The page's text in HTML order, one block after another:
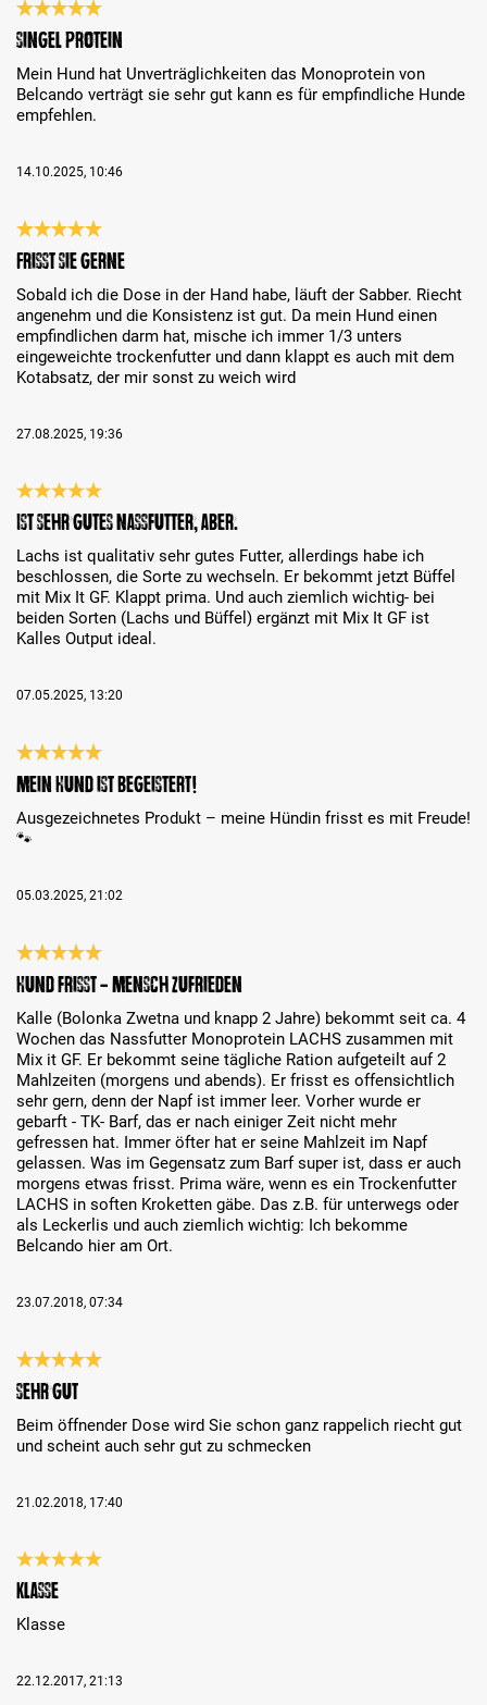
Análise com classificação de 5 de 5 estrelas
Singel Protein
Mein Hund hat Unverträglichkeiten das Monoprotein von
Belcando verträgt sie sehr gut kann es für empfindliche Hunde
empfehlen.
14.10.2025, 10:46
Análise com classificação de 5 de 5 estrelas
Frisst sie gerne
Sobald ich die Dose in der Hand habe, läuft der Sabber. Riecht
angenehm und die Konsistenz ist gut. Da mein Hund einen
empfindlichen darm hat, mische ich immer 1/3 unters
eingeweichte trockenfutter und dann klappt es auch mit dem
Kotabsatz, der mir sonst zu weich wird
27.08.2025, 19:36
Análise com classificação de 5 de 5 estrelas
Ist sehr gutes Nassfutter, aber….
Lachs ist qualitativ sehr gutes Futter, allerdings habe ich
beschlossen, die Sorte zu wechseln. Er bekommt jetzt Büffel
mit Mix It GF. Klappt prima. Und auch ziemlich wichtig- bei
beiden Sorten (Lachs und Büffel) ergänzt mit Mix It GF ist
Kalles Output ideal.
07.05.2025, 13:20
Análise com classificação de 5 de 5 estrelas
Mein Hund ist begeistert!
Ausgezeichnetes Produkt – meine Hündin frisst es mit Freude!
🐾
05.03.2025, 21:02
Análise com classificação de 5 de 5 estrelas
Hund frisst - Mensch zufrieden
Kalle (Bolonka Zwetna und knapp 2 Jahre) bekommt seit ca. 4
Wochen das Nassfutter Monoprotein LACHS zusammen mit
Mix it GF. Er bekommt seine tägliche Ration aufgeteilt auf 2
Mahlzeiten (morgens und abends). Er frisst es offensichtlich
sehr gern, denn der Napf ist immer leer. Vorher wurde er
gebarft - TK- Barf, das er nach einiger Zeit nicht mehr
gefressen hat. Immer öfter hat er seine Mahlzeit im Napf
gelassen. Was im Gegensatz zum Barf super ist, dass er auch
morgens etwas frisst. Prima wäre, wenn es ein Trockenfutter
LACHS in soften Kroketten gäbe. Das z.B. für unterwegs oder
als Leckerlis und auch ziemlich wichtig: Ich bekomme
Belcando hier am Ort.
23.07.2018, 07:34
Análise com classificação de 5 de 5 estrelas
sehr gut
Beim öffnender Dose wird Sie schon ganz rappelich riecht gut
und scheint auch sehr gut zu schmecken
21.02.2018, 17:40
Análise com classificação de 5 de 5 estrelas
Klasse
Klasse
22.12.2017, 21:13